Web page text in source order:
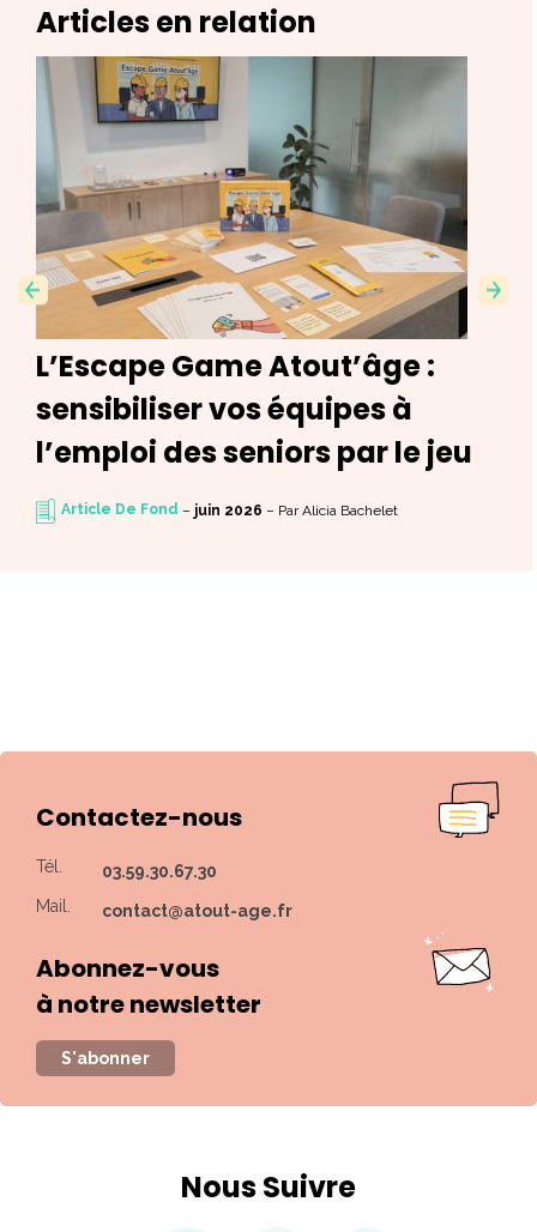
Articles en relation
ous
L’Escape Game Atout’âge :
sensibiliser vos équipes à
l’emploi des seniors par le jeu
Article De Fond – juin 2026 – Par Alicia Bachelet
Contactez-nous
Tél.
03.59.30.67.30
Mail.
contact@atout-age.fr
Abonnez-vous
à notre newsletter
S'abonner
Nous Suivre